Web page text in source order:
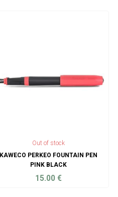
Out of stock
KAWECO PERKEO FOUNTAIN PEN
PINK BLACK
15.00 €